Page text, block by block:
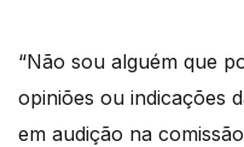
“Não sou alguém que
opiniões ou indicações
em audição na